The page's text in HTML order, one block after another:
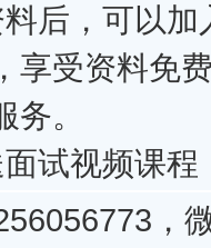
后，可以加
享受资料免
。
试视频课程
，